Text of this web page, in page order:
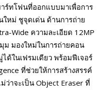
าร์ทโฟนที่ออกแบบมาเพื่อการ
หม่ ชูจุดเด่น ด้านการถ่าย
Wide ความละเอียด 12MP
ม มองใหม่ในการถ่ายคอน
ด้ในเฟรมเดียว พร้อมฟีเจอร์
ที่ช่วยให้การสร้างสรรค์
ว่าจะเป็น Object Eraser ที่